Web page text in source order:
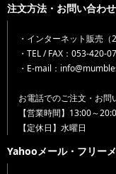
注文方法・お問い合わせ
・インターネット販売（
・TEL / FAX：053-420-
・E-mail：
お電話でのご注文・お問
【営業時間】13:00～
【定休日】水曜日
Yahooメール・フリー